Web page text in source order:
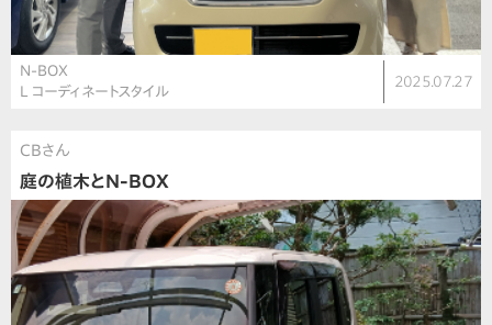
N-BOX
L コーディネートスタイル
2025.07.27
CBさん
庭の植木とN-BOX